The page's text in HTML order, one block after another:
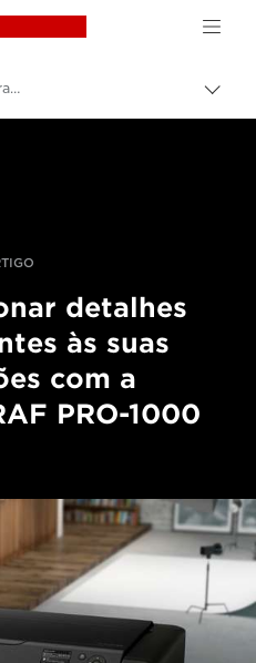
Canon Logo, back
entre
Adicione detalhes deslumbrantes às suas impressões com a imagePROGRAF PRO-1000
detalhes
às suas
com a
PRO-1000